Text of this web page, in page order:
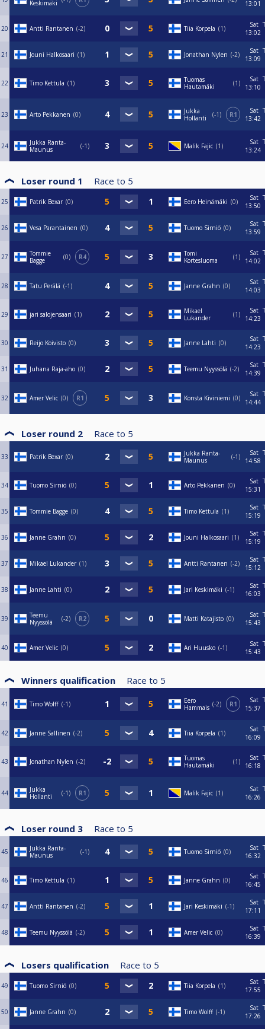
Keskimäki
13:01
20 Antti Rantanen -2 Tiia Korpela 1
Sat
13:02
21 Jouni Halkosaari 1 Jonathan Nylen -2
Sat
13:09
22 Timo Kettula 1
Tuomas
Hautamäki
1
Sat
13:10
23 Arto Pekkanen 0
Jukka
Hollanti
-1 R1
Sat
13:42
24
Jukka Ranta-
Maunus
-1 Malik Fajic 1
Sat
13:24
Loser round 1 Race to 5
25 Patrik Bexar 0 Eero Heinämäki 0
Sat
13:50
26 Vesa Parantainen 0 Tuomo Sirniö 0
Sat
13:59
27
Tommie
Bagge
0 R4
Tomi
Kortesluoma
1
Sat
14:02
28 Tatu Perälä -1 Janne Grahn 0
Sat
14:03
29 jari salojensaari 1
Mikael
Lukander
1
Sat
14:23
30 Reijo Koivisto 0 Janne Lahti 0
Sat
14:23
31 Juhana Raja-aho 0 Teemu Nyyssölä -2
Sat
14:39
32 Amer Velic 0 R1 Konsta Kiviniemi 0
Sat
14:44
Loser round 2 Race to 5
33 Patrik Bexar 0
Jukka Ranta-
Maunus
-1
Sat
14:58
34 Tuomo Sirniö 0 Arto Pekkanen 0
Sat
15:31
35 Tommie Bagge 0 Timo Kettula 1
Sat
15:19
36 Janne Grahn 0 Jouni Halkosaari 1
Sat
15:19
37 Mikael Lukander 1 Antti Rantanen -2
Sat
15:12
38 Janne Lahti 0 Jari Keskimäki -1
Sat
16:03
39
Teemu
Nyyssölä
-2 R2 Matti Katajisto 0
Sat
15:43
40 Amer Velic 0 Ari Huusko -1
Sat
15:43
Winners qualification Race to 5
41 Timo Wolff -1
Eero
Hammais -2 R1
Sat
15:37
42 Janne Sallinen -2 Tiia Korpela 1
Sat
16:09
43 Jonathan Nylen -2
Tuomas
Hautamäki
1
Sat
16:18
44
Jukka
Hollanti
-1 R1 Malik Fajic 1
Sat
16:26
Loser round 3 Race to 5
45
Jukka Ranta-
Maunus
-1 Tuomo Sirniö 0
Sat
16:32
46 Timo Kettula 1 Janne Grahn 0
Sat
16:45
47 Antti Rantanen -2 Jari Keskimäki -1
Sat
17:11
48 Teemu Nyyssölä -2 Amer Velic 0
Sat
16:39
Losers qualification Race to 5
49 Tuomo Sirniö 0 Tiia Korpela 1
Sat
17:55
50 Janne Grahn 0 Timo Wolff -1
Sat
17:26